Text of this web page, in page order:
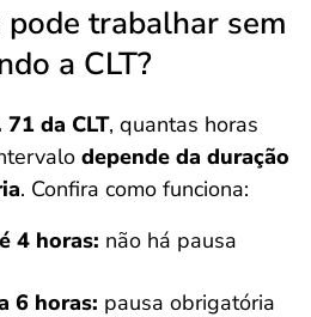
trabalhar sem
a CLT?
da CLT, quantas horas
depende da duração
. Confira como funciona:
4 horas: não há pausa
6 horas: pausa obrigatória